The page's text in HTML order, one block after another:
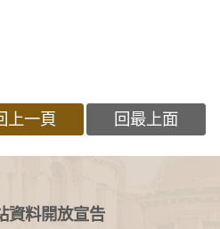
上一頁 回最上面
資料開放宣告